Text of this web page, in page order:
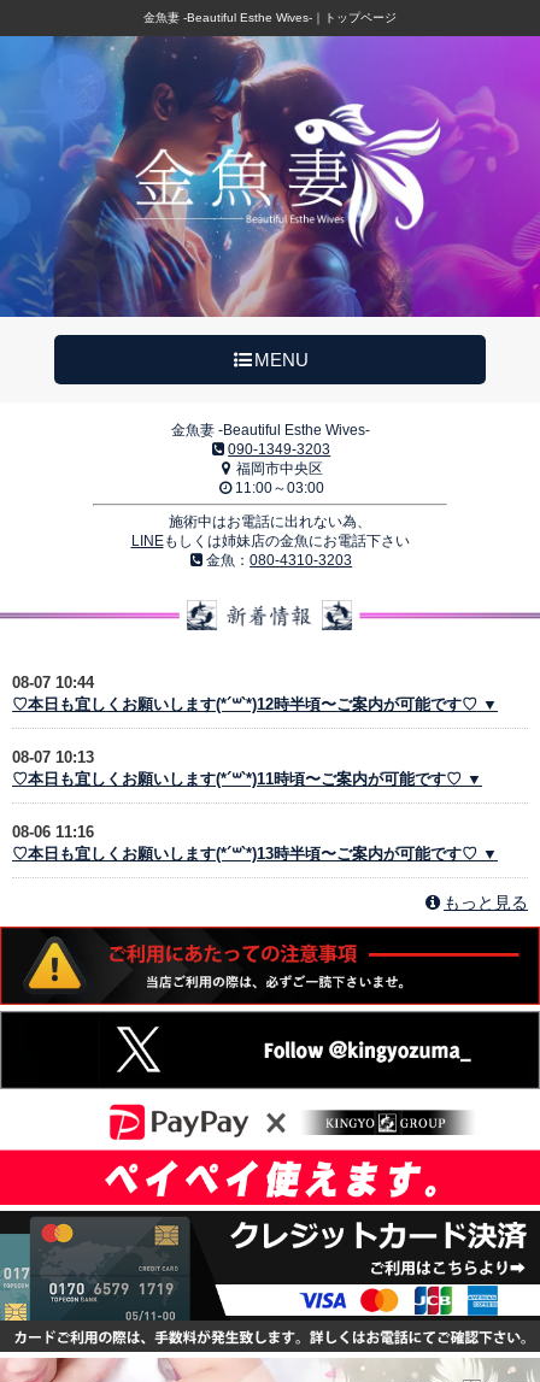
金魚妻 -Beautiful Esthe Wives-｜トップページ
MENU
金魚妻 -Beautiful Esthe Wives-
090-1349-3203
福岡市中央区
11:00～03:00
施術中はお電話に出れない為、
LINEもしくは姉妹店の金魚にお電話下さい
金魚：080-4310-3203
08-07 10:44
♡本日も宜しくお願いします(*´꒳`*)12時半頃〜ご案内が可能です♡ ▼
08-07 10:13
♡本日も宜しくお願いします(*´꒳`*)11時頃〜ご案内が可能です♡ ▼
08-06 11:16
♡本日も宜しくお願いします(*´꒳`*)13時半頃〜ご案内が可能です♡ ▼
もっと見る